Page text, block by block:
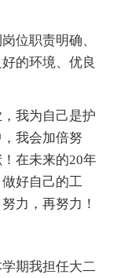
位职责明确、
的环境、优良
我为自己是护
我会加倍努
在未来的20年
好自己的工
力，再努力！
期我担任大二